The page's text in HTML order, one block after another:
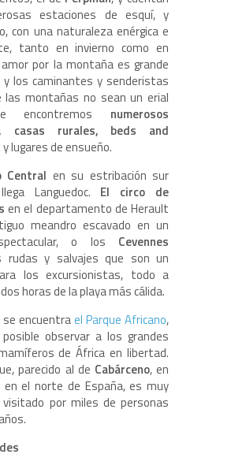
estaciones de esquí, y
con una naturaleza enérgica e
tanto en invierno como en
por la montaña es grande
y los caminantes y senderistas
las montañas no sean un erial
encontremos numerosos
casas rurales, beds and
y lugares de ensueño.
Central en su estribación sur
Languedoc. El circo de
en el departamento de Herault
meandro escavado en un
o los Cevennes
rudas y salvajes que son un
los excursionistas, todo a
horas de la playa más cálida.
se encuentrael Parque Africano,
observar a los grandes
de África en libertad.
parecido al de Cabárceno, en
en el norte de España, es muy
por miles de personas